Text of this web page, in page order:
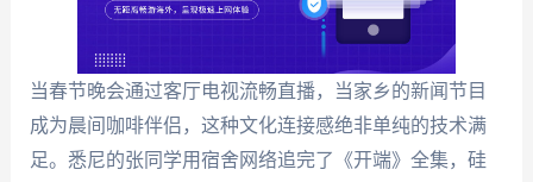
当春节晚会通过客厅电视流畅直播，当家乡的新闻节目
成为晨间咖啡伴侣，这种文化连接感绝非单纯的技术满
足。悉尼的张同学用宿舍网络追完了《开端》全集，硅